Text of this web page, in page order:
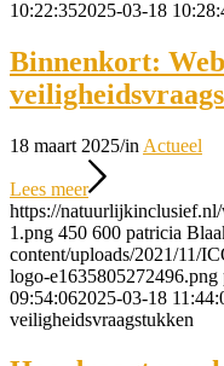
10:22:352025-03-18
Binnenkort:
18 maart 2025/in Actueel
Lees meer
https://
1.png 450 600 patricia
content/uploads/2021/11/
logo-e1635805272496.png
09:54:062025-03-18
veiligheidsvraagstukken